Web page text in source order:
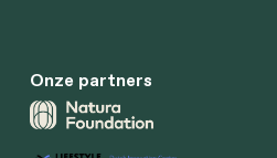
Onze partners